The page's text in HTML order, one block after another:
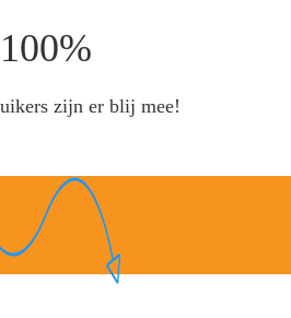
100%
zijn er blij mee!